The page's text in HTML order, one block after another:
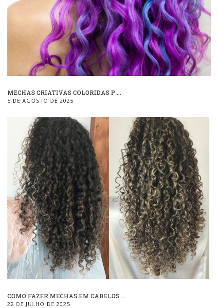
MECHAS CRIATIVAS COLORIDAS P ...
5 DE AGOSTO DE 2025
COMO FAZER MECHAS EM CABELOS ...
22 DE JULHO DE 2025